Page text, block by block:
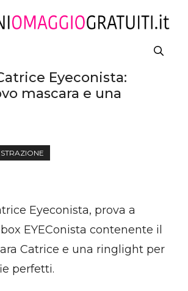
Eyeconista:
mascara e una
Eyeconista, prova a
EYEConista contenente il
Catrice e una ringlight per
perfetti.